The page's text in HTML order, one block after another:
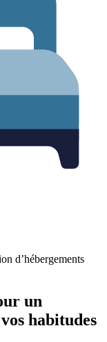
d’hébergements
un
habitudes